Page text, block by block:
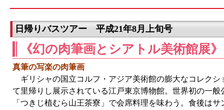
日帰りバスツアー 平成21年8月上旬号
《幻の肉筆画とシアトル美術館展
真筆の写楽の肉筆画
ギリシャの国立コルフ・アジア美術館の膨大なコレクシ
て里帰りし展示されている江戸東京博物館。世界初の一
「つきじ植むら山王茶寮」で会席料理を味わう。食後は